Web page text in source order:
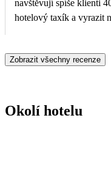
navštěvují spíše klienti
hotelový taxík a vyrazit
Zobrazit všechny recenze
Okolí hotelu